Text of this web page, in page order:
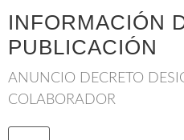
INFORMACIÓN
PUBLICACIÓN
ANUNCIO DECRETO
COLABORADOR